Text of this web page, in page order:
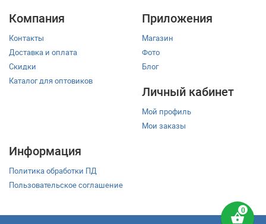
shopping_basket
Компания
Контакты
Доставка и оплата
Скидки
Каталог для оптовиков
Приложения
Магазин
Фото
Блог
Личный кабинет
Мой профиль
Мои заказы
Информация
Политика обработки ПД
Пользовательское соглашение